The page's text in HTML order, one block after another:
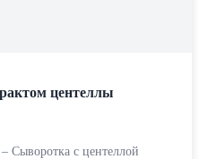
центеллы
Сыворотка с центеллой